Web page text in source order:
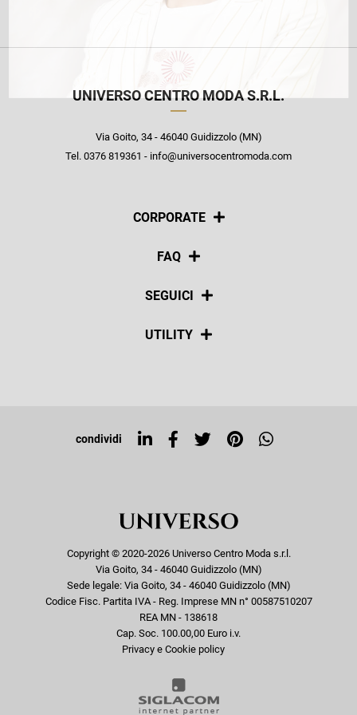
UNIVERSO CENTRO MODA S.R.L.
Via Goito, 34 - 46040 Guidizzolo (MN)
Tel. 0376 819361 - info@universocentromoda.com
CORPORATE
Chi siamo
FAQ
Pagamenti
SEGUICI
Social
UTILITY
Top ricerche
condividi
Copyright © 2020-2026 Universo Centro Moda s.r.l.
Via Goito, 34 - 46040 Guidizzolo (MN)
Sede legale: Via Goito, 34 - 46040 Guidizzolo (MN)
Codice Fisc. Partita IVA - Reg. Imprese MN n° 00587510207
REA MN - 138618
Cap. Soc. 100.00,00 Euro i.v.
Privacy e Cookie policy